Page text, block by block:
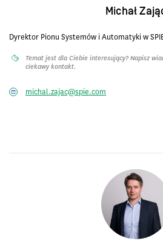
Michał
Dyrektor Pionu Systemów i Automatyki w
Temat jest dla Ciebie interesujący? Napisz
ciekawy kontakt.
michal.zajac@spie.com